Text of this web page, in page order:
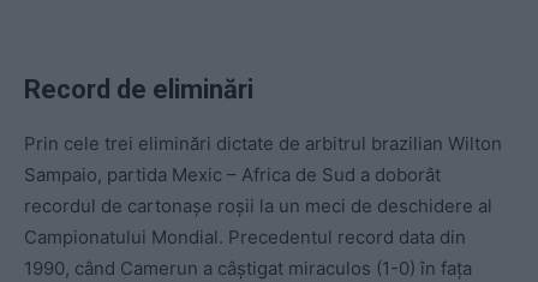
Record de eliminări
Prin cele trei eliminări dictate de arbitrul brazilian Wilton
Sampaio, partida Mexic – Africa de Sud a doborât
recordul de cartonașe roșii la un meci de deschidere al
Campionatului Mondial. Precedentul record data din
1990, când Camerun a câștigat miraculos (1-0) în fața